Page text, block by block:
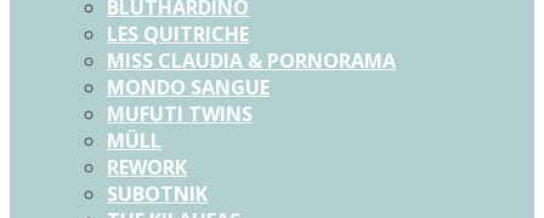
BLUTHARDINO
LES QUITRICHE
MISS CLAUDIA & PORNORAMA
MONDO SANGUE
MUFUTI TWINS
MÜLL
REWORK
SUBOTNIK